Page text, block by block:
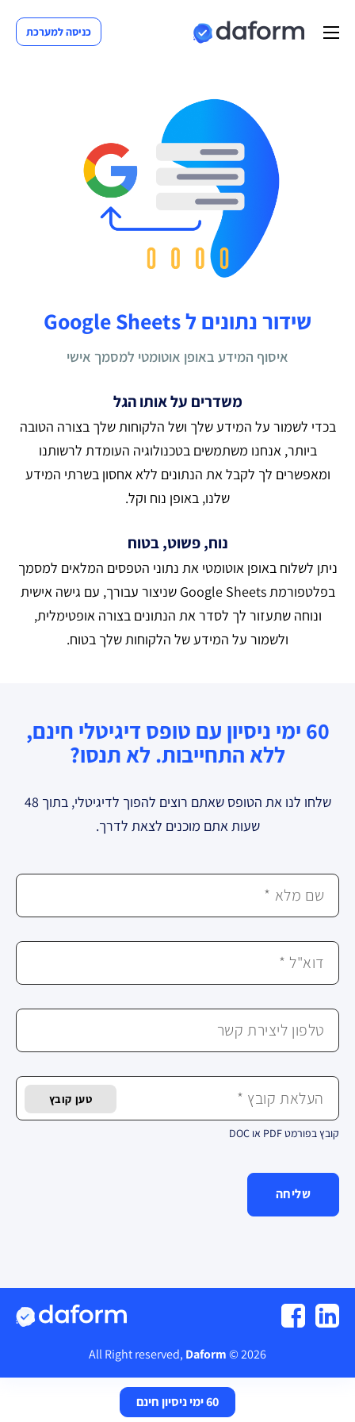
כניסה למערכת
שידור נתונים ל Google Sheets
איסוף המידע באופן אוטומטי למסמך אישי
משדרים על אותו הגל
בכדי לשמור על המידע שלך ושל הלקוחות שלך בצורה הטובה
ביותר, אנחנו משתמשים בטכנולוגיה העומדת לרשותנו
ומאפשרים לך לקבל את הנתונים ללא אחסון בשרתי המידע
שלנו, באופן נוח וקל.
נוח, פשוט, בטוח
ניתן לשלוח באופן אוטומטי את נתוני הטפסים המלאים למסמך
בפלטפורמת Google Sheets שניצור עבורך, עם גישה אישית
ונוחה שתעזור לך לסדר את הנתונים בצורה אופטימלית,
ולשמור על המידע של הלקוחות שלך בטוח.
60 ימי ניסיון עם טופס דיגיטלי חינם,
ללא התחייבות. לא תנסו?
שלחו לנו את הטופס שאתם רוצים להפוך לדיגיטלי, בתוך 48
שעות אתם מוכנים לצאת לדרך.
שם מלא *
דוא"ל *
טלפון ליצירת קשר
העלאת קובץ * טען קובץ
קובץ בפורמט PDF או DOC
שליחה
2026 © All Right reserved,
Daform
60 ימי ניסיון חינם